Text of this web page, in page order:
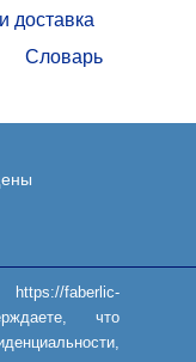
доставка
Словарь
faberlic-
что